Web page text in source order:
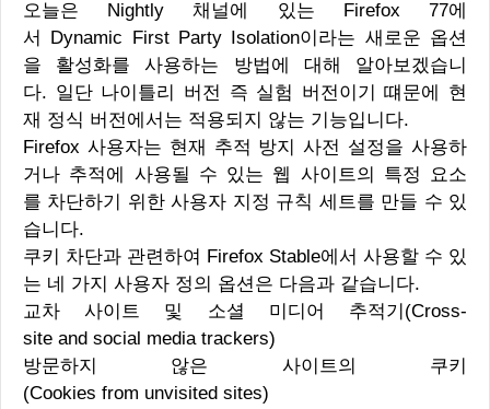
지원
오늘은 Nightly 채널에 있는 Firefox 77에
서 Dynamic First Party Isolation이라는 새로운 옵션
을 활성화를 사용하는 방법에 대해 알아보겠습니
다. 일단 나이틀리 버전 즉 실험 버전이기 떄문에 현
재 정식 버전에서는 적용되지 않는 기능입니다.
Firefox 사용자는 현재 추적 방지 사전 설정을 사용하
거나 추적에 사용될 수 있는 웹 사이트의 특정 요소
를 차단하기 위한 사용자 지정 규칙 세트를 만들 수 있
습니다.
쿠키 차단과 관련하여 Firefox Stable에서 사용할 수 있
는 네 가지 사용자 정의 옵션은 다음과 같습니다.
교차 사이트 및 소셜 미디어 추적기(Cross-
site and social media trackers)
방문하지 않은 사이트의 쿠키
(Cookies from unvisited sites)